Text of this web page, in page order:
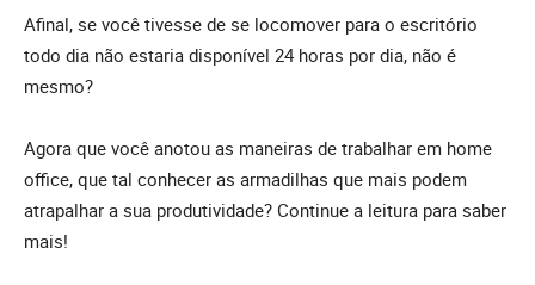
Afinal, se você tivesse de se locomover para o escritório
todo dia não estaria disponível 24 horas por dia, não é
mesmo?
Agora que você anotou as maneiras de trabalhar em home
office, que tal conhecer as armadilhas que mais podem
atrapalhar a sua produtividade? Continue a leitura para saber
mais!